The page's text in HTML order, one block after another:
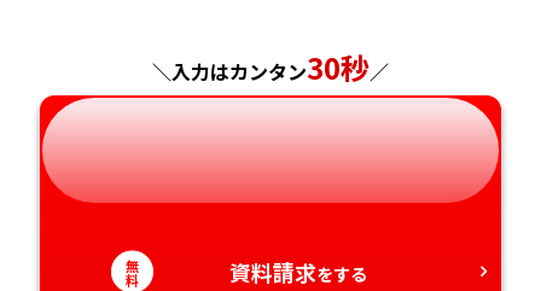
岐阜県
静岡県
奈良県
和歌山県
山口県
徳島県
香川県
熊本県
大分県
宮崎県
＼入力はカンタン30秒／
無
料 資料請求をする